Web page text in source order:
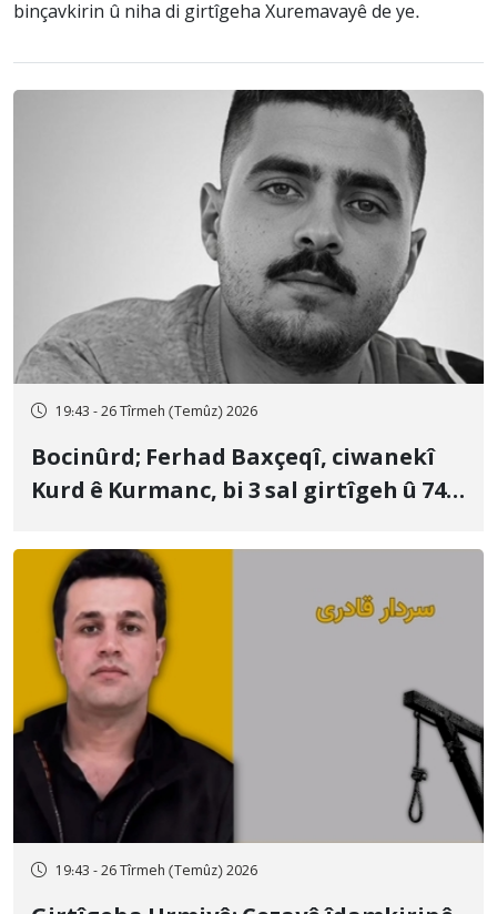
binçavkirin û niha di girtîgeha Xuremavayê de ye.
19:43 - 26 Tîrmeh (Temûz) 2026
Bocinûrd; Ferhad Baxçeqî, ciwanekî
Kurd ê Kurmanc, bi 3 sal girtîgeh û 74
19:43 - 26 Tîrmeh (Temûz) 2026